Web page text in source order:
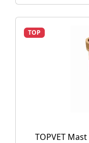
TOP
TOPVET